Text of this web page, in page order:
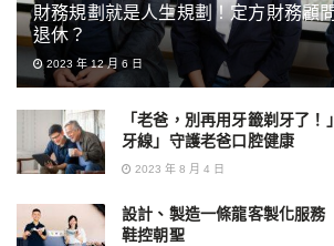
財務規劃就是人生規劃！定方財務顧
退休？
2023 年 12 月 6 日
「老爸，別再用牙籤剃牙了
牙線」守護老爸口腔健康
2023 年 8 月 4 日
設計、製造一條龍客製化服
鞋控朝聖